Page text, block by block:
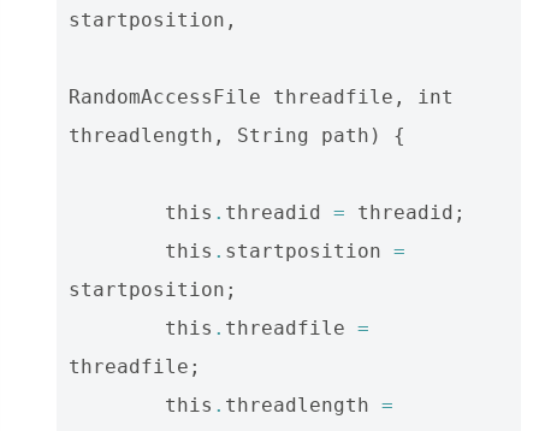
startposition ,
RandomAccessFile threadfile ,
int
threadlength , String path ) {
this . threadid = threadid ;
this . startposition =
startposition ;
this . threadfile =
threadfile ;
this . threadlength =